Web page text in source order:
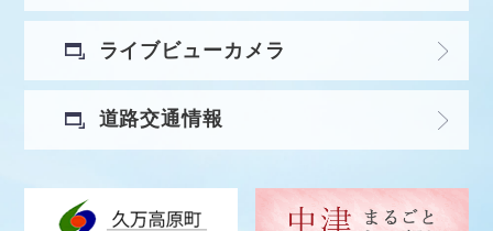
ライブビューカメラ
道路交通情報